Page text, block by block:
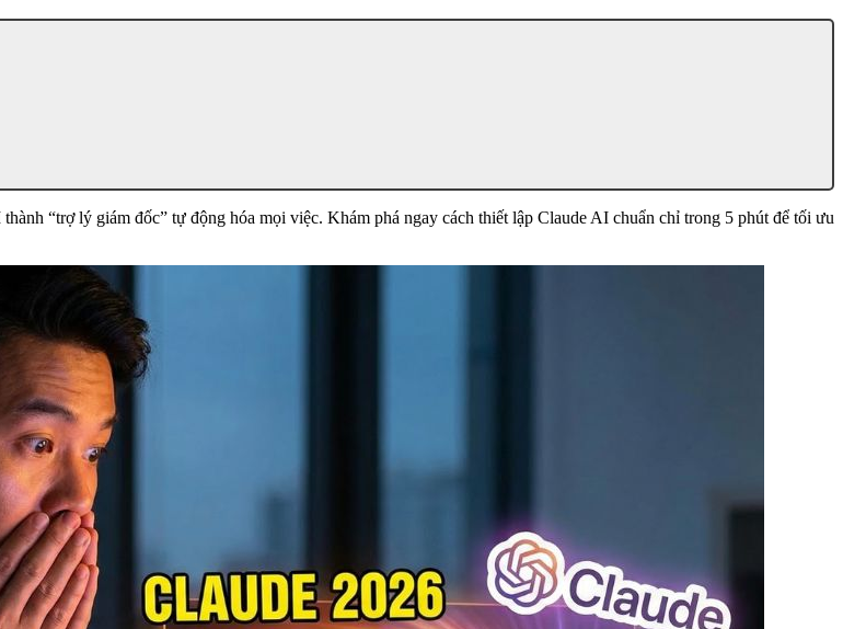
“trợ lý giám đốc” tự động hóa mọi việc. Khám phá ngay cách thiết lập Claude AI chuẩn chỉ trong 5 phút để tối ưu